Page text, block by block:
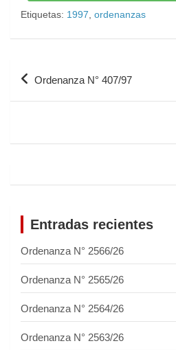
Etiquetas: 1997 ordenanzas
Ordenanza N° 407/97
Entradas recientes
Ordenanza N° 2566/26
Ordenanza N° 2565/26
Ordenanza N° 2564/26
Ordenanza N° 2563/26